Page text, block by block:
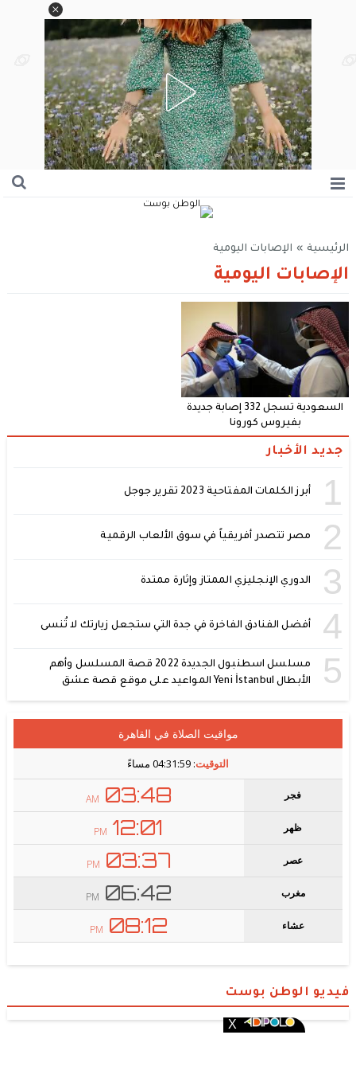
الرئيسية » الإصابات اليومية
الإصابات اليومية
السعودية تسجل 332 إصابة جديدة
بفيروس كورونا
جديد الأخبار
1 أبرز الكلمات المفتاحية 2023 تقرير جوجل
2 مصر تتصدر أفريقياً في سوق الألعاب الرقمية
3 الدوري الإنجليزي الممتاز وإثارة ممتدة
4 أفضل الفنادق الفاخرة في جدة التي ستجعل زيارتك لا تُنسى
5
مسلسل اسطنبول الجديدة 2022 قصة المسلسل وأهم
الأبطال Yeni İstanbul المواعيد على موقع قصة عشق
فيديو الوطن بوست